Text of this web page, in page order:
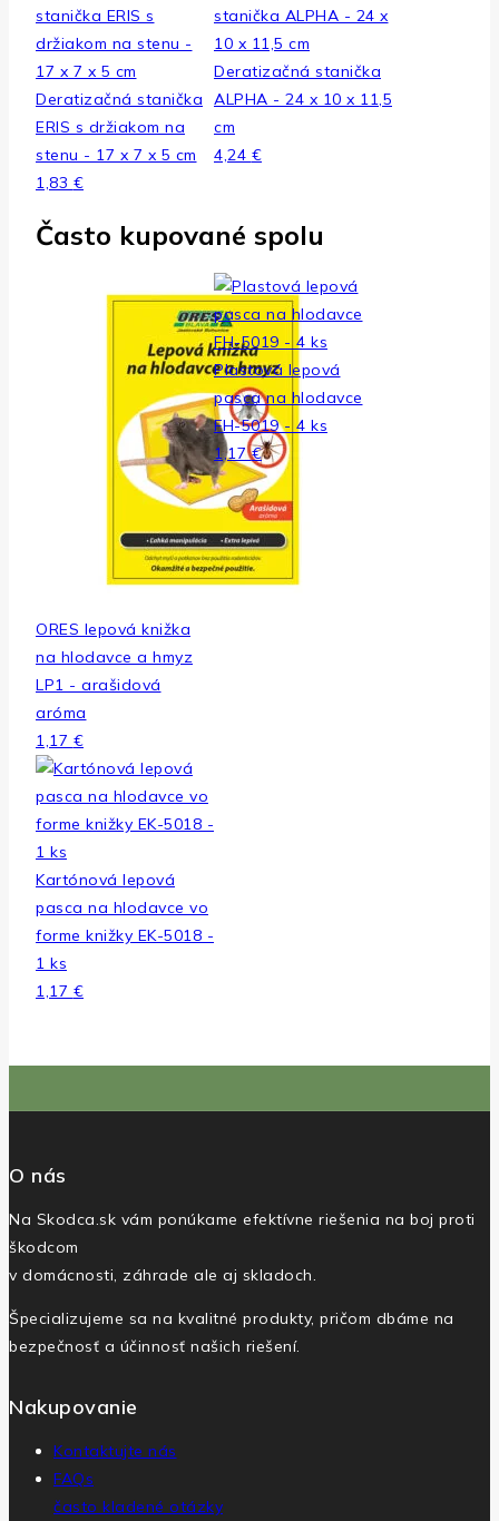
Deratizačná stanička
ERIS s držiakom na
stenu - 17 x 7 x 5 cm
1,83 €
Deratizačná stanička
ALPHA - 24 x 10 x 11,5
cm
4,24 €
Často kupované spolu
ORES lepová knižka
na hlodavce a hmyz
LP1 - arašidová
aróma
1,17 €
Plastová lepová
pasca na hlodavce
FH-5019 - 4 ks
1,17€
Kartónová lepová
pasca na hlodavce vo
forme knižky EK-5018 -
1 ks
1,17 €
O nás
Na Skodca.sk vám ponúkame efektívne riešenia na boj proti
škodcom
v domácnosti, záhrade ale aj skladoch.
Špecializujeme sa na kvalitné produkty, pričom dbáme na
bezpečnosť a účinnosť našich riešení.
Nakupovanie
Kontaktujte nás
FAQs
často kladené otázky